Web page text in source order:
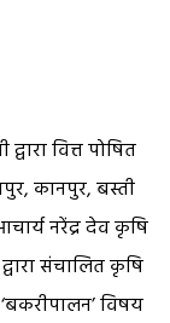
वित्त पोषित
कानपुर, बस्ती
नरेंद्र देव कृषि
संचालित कृषि
विषय